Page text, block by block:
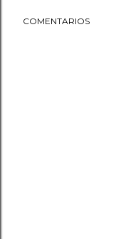
COMENTARIOS